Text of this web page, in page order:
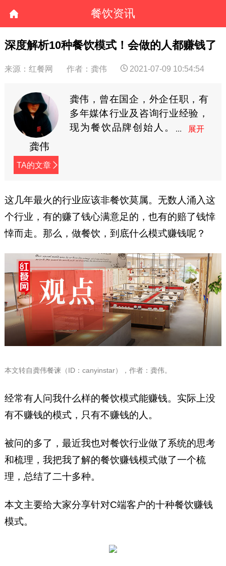
餐饮资讯
深度解析10种餐饮模式！会做的人都赚钱了
来源：红餐网 作者：龚伟 2021-07-09 10:54:54
龚伟
TA的文章
龚伟，曾在国企，外企任职，有
多年媒体行业及咨询行业经验，
现为餐饮品牌创始人。
814495550）
这几年最火的行业应该非餐饮莫属。无数人涌入这
个行业，有的赚了钱心满意足的，也有的赔了钱悻
悻而走。‍那么，做餐饮，到底什么模式赚钱呢？
本文转自龚伟餐谏（ID：canyinstar），作者：龚伟。
经常有人问我什么样的餐饮模式能赚钱。实际上没
有不赚钱的模式，只有不赚钱的人。
被问的多了，最近我也对餐饮行业做了系统的思考
和梳理，我把我了解的餐饮赚钱模式做了一个梳
理，总结了二十多种。
本文主要给大家分享针对C端客户的十种餐饮赚钱
模式。